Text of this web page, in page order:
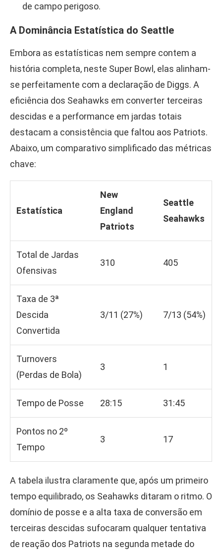
de campo perigoso.
A Dominância Estatística do Seattle
Embora as estatísticas nem sempre contem a
história completa, neste Super Bowl, elas alinham-
se perfeitamente com a declaração de Diggs. A
eficiência dos Seahawks em converter terceiras
descidas e a performance em jardas totais
destacam a consistência que faltou aos Patriots.
Abaixo, um comparativo simplificado das métricas
chave:
Estatística
New
England
Patriots
Seattle
Seahawks
Total de Jardas
Ofensivas
310 405
Taxa de 3ª
Descida
Convertida
3/11 (27%) 7/13 (54%)
Turnovers
(Perdas de Bola)
3 1
Tempo de Posse 28:15 31:45
Pontos no 2º
Tempo
3 17
A tabela ilustra claramente que, após um primeiro
tempo equilibrado, os Seahawks ditaram o ritmo. O
domínio de posse e a alta taxa de conversão em
terceiras descidas sufocaram qualquer tentativa
de reação dos Patriots na segunda metade do